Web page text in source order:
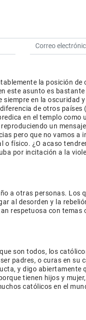
la posición de
este asunto es
en la oscuridad
de otros países
en el templo como
un
pero que no vamos a
o físico. ¿O acaso
por incitación a la
a otras personas. Los
al desorden y la
respetuosa con temas
son todos, los
padres, o curas en su
y digo abiertamente
tienen hijos y
católicos en el